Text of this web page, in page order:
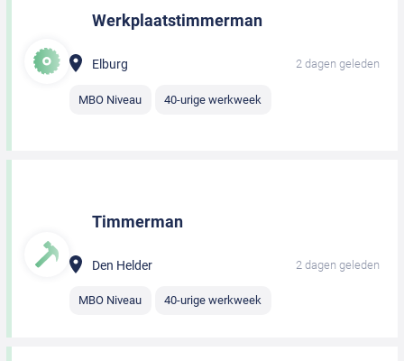
Werkplaatstimmerman
Elburg 2 dagen geleden
MBO Niveau 40-urige werkweek
Timmerman
Den Helder 2 dagen geleden
MBO Niveau 40-urige werkweek